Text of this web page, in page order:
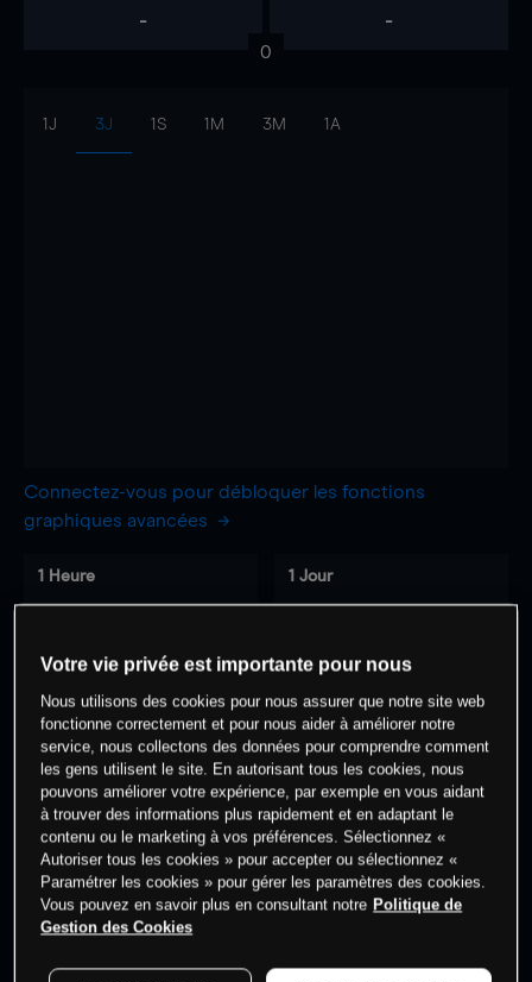
- -
0
1J 3J 1S 1M 3M 1A
Connectez-vous pour débloquer les fonctions
graphiques avancées
1 Heure
-
1 Jour
-
7 Jours
-
30 Jours
-
0% des clients ont une position àsur
cet actif
Commencez à trader
Votre vie privée est importante pour nous
Nous utilisons des cookies pour nous assurer que notre site web
fonctionne correctement et pour nous aider à améliorer notre
service, nous collectons des données pour comprendre comment
les gens utilisent le site. En autorisant tous les cookies, nous
pouvons améliorer votre expérience, par exemple en vous aidant
à trouver des informations plus rapidement et en adaptant le
contenu ou le marketing à vos préférences. Sélectionnez «
Autoriser tous les cookies » pour accepter ou sélectionnez «
Paramétrer les cookies » pour gérer les paramètres des cookies.
Vous pouvez en savoir plus en consultant notre Politique de
Gestion des Cookies